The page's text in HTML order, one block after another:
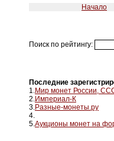
Начало
Поиск по рейтингу:
Последние
1.Мир монет России,
2.Империал-К
3.Разные-монеты.ру
4.
5.Аукционы монет на